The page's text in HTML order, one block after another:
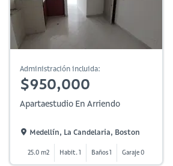
Administración incluida:
$950,000
Apartaestudio En Arriendo
Medellín, La Candelaria, Boston
25.0 m2 Habit. 1 Baños 1 Garaje 0